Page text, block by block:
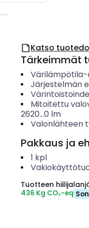
Katso
Tärkeimmät
Värilämpötila-
Järjestelmän
Mitoitettu
2620...0 lm
Valonlähteen
Pakkaus ja
1 kpl
Tuotteen
436 Kg CO₂-eq